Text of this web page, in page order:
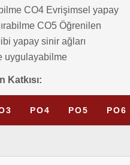
CO4 Evrişimsel yapay
CO5 Öğrenilen
yapay sinir ağları
uygulayabilme
Katkısı:
PO4 PO5 PO6